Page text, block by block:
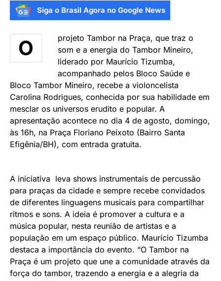
Siga o Brasil Agora no Google News
O
projeto Tambor na Praça, que traz o
som e a energia do Tambor Mineiro,
liderado por Maurício Tizumba,
acompanhado pelos Bloco Saúde e
Bloco Tambor Mineiro, recebe a violoncelista
Carolina Rodrigues, conhecida por sua habilidade em
mesclar os universos erudito e popular. A
apresentação acontece no dia 4 de agosto, domingo,
às 16h, na Praça Floriano Peixoto (Bairro Santa
Efigênia/BH), com entrada gratuita.
A iniciativa leva shows instrumentais de percussão
para praças da cidade e sempre recebe convidados
de diferentes linguagens musicais para compartilhar
ritmos e sons. A ideia é promover a cultura e a
música popular, nesta reunião de artistas e a
população em um espaço público. Maurício Tizumba
destaca a importância do evento. “O Tambor na
Praça é um projeto que une a comunidade através da
força do tambor, trazendo a energia e a alegria da